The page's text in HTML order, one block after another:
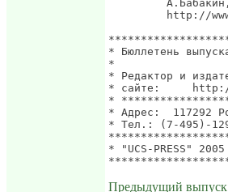
Предыдущий выпуск